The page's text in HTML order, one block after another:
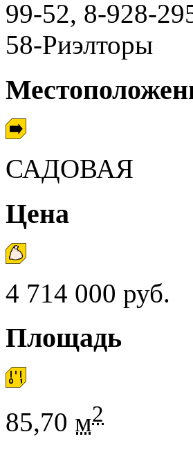
99-52, 8-928-
58-Риэлторы
САДОВАЯ
Цена
4 714 000 руб.
Площадь
85,70 м2